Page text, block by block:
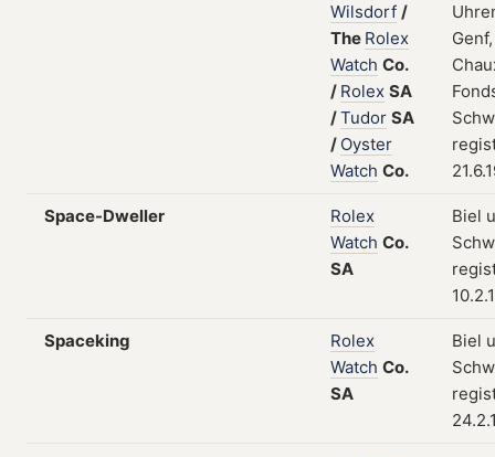
Wilsdorf /
The Rolex
Watch Co.
/ Rolex SA
/Tudor SA
/ Oyster
Watch Co.
Space-Dweller
Rolex
Watch Co.
SA
Biel
Spaceking
Rolex
Watch Co.
SA
Biel